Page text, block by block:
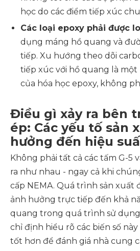
học do các điểm tiếp xúc
Các loại epoxy phải được
dụng máng hồ quang và
tiếp. Xu hướng theo dõi
tiếp xúc với hồ quang là một
của hóa học epoxy, không
Điều gì xảy ra bên
ép: Các yếu tố sản
hưởng đến hiệu
Không phải tất cả các tấm G-5
ra như nhau - ngay cả khi
cấp NEMA. Quá trình sản xuất
ảnh hưởng trực tiếp đến khả
quang trong quá trình sử
chỉ định hiểu rõ các biến số
tốt hơn để đánh giá nhà cung